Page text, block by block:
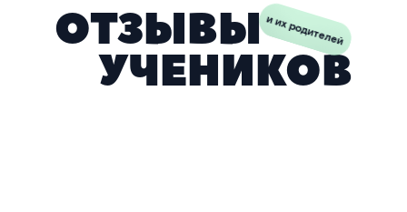
и их родителей
ОТЗЫВЫ
УЧЕНИКОВ